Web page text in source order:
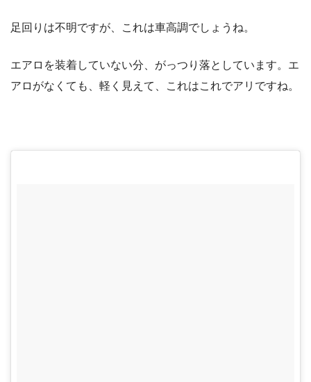
足回りは不明ですが、これは車高調でしょうね。
エアロを装着していない分、がっつり落としています。エ
アロがなくても、軽く見えて、これはこれでアリですね。